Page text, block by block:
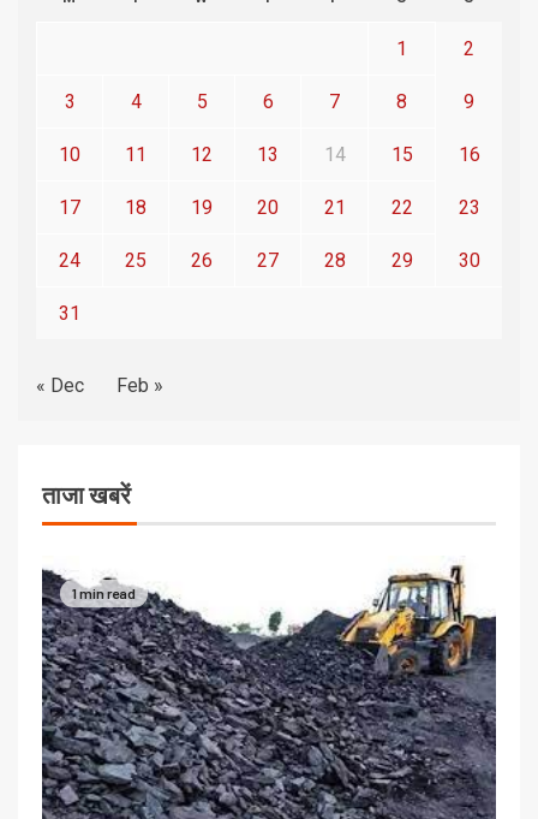
1 2
3 4 5 6 7 8 9
10 11 12 13 14 15 16
17 18 19 20 21 22 23
24 25 26 27 28 29 30
31
« Dec Feb »
ताजा खबरें
1 min read